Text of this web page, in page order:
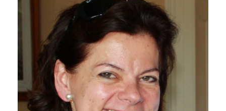
Docteur en philosophie
Auteur et conférencière en
éducation affective